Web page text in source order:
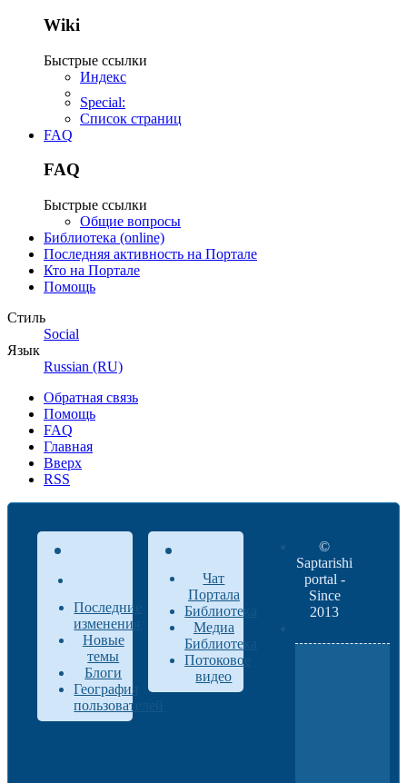
Wiki
Быстрые ссылки
Индекс
Special:
Список страниц
FAQ
FAQ
Быстрые ссылки
Общие вопросы
Библиотека (online)
Последняя активность на Портале
Кто на Портале
Помощь
Стиль
Social
Язык
Russian (RU)
Обратная связь
Помощь
FAQ
Главная
Вверх
RSS
Последние
изменения
Новые
темы
Блоги
География
пользователей
Чат
Портала
Библиотека
Медиа
Библиотека
Потоковое
видео
©
Saptarishi
portal -
Since
2013